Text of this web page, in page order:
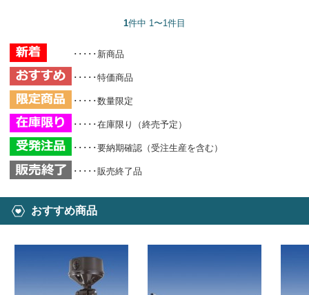
1件中 1〜1件目
･････新商品
･････特価商品
･････数量限定
･････在庫限り（終売予定）
･････要納期確認（受注生産を含む）
･････販売終了品
おすすめ商品